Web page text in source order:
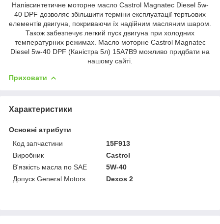
Напівсинтетичне моторне масло Castrol Magnatec Diesel 5w-
40 DPF дозволяє збільшити терміни експлуатації тертьових
елементів двигуна, покриваючи їх надійним масляним шаром.
Також забезпечує легкий пуск двигуна при холодних
температурних режимах. Масло моторне Castrol Magnatec
Diesel 5w-40 DPF (Каністра 5л) 15A7B9 можливо придбати на
нашому сайті.
Приховати
Характеристики
Основні атрибути
Код запчастини
15F913
Виробник
Castrol
В'язкість масла по SAE
5W-40
Допуск General Motors
Dexos 2